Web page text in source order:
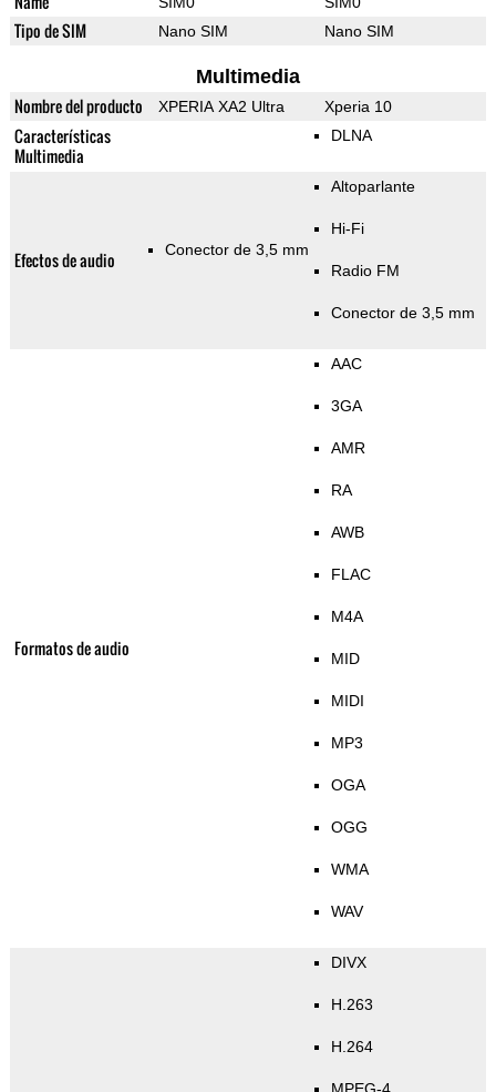
Tipo de SIM Nano SIM Nano SIM
Multimedia
Nombre del producto XPERIA XA2 Ultra Xperia 10
Características
Multimedia
DLNA
Efectos de audio Conector de 3,5 mm
Altoparlante
Hi-Fi
Radio FM
Conector de 3,5 mm
Formatos de audio
AAC
3GA
AMR
RA
AWB
FLAC
M4A
MID
MIDI
MP3
OGA
OGG
WMA
WAV
DIVX
H.263
H.264